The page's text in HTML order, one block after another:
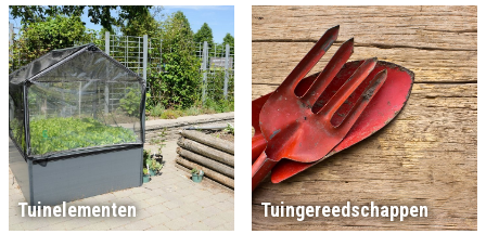
Tuinelementen Tuingereedschappen